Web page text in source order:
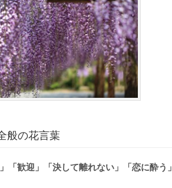
般の花言葉
」「歓迎」「決して離れない」「恋に酔う」